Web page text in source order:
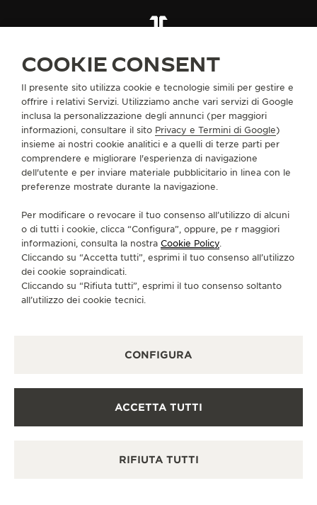
VAI ALLA PAGINA INSTAGRAM DI JAEGER-
VAI ALLA PAGINA LINKEDIN DI JAEGER-
VAI ALLA PAGINA FACEBOOK DI
VAI ALLA PAGINA YOUTUBE
VAI ALLA PAGINA
VAI ALLA PAGINA
ISCRIVERSI ALLA NEWSLETTER
INFORMAZIONI SU DI NOI
SERVIZI
CONTATTI
INFORMATIVA SUI COOKIE
MODULO DI RECESSO
COOKIE CONSENT
Il presente sito utilizza cookie e tecnologie simili per gestire e
offrire i relativi Servizi. Utilizziamo anche vari servizi di Google
inclusa la personalizzazione degli annunci (per maggiori
informazioni, consultare il sito Privacy e Termini di Google)
insieme ai nostri cookie analitici e a quelli di terze parti per
comprendere e migliorare l'esperienza di navigazione
dell'utente e per inviare materiale pubblicitario in linea con le
preferenze mostrate durante la navigazione.
Per modificare o revocare il tuo consenso all’utilizzo di alcuni
o di tutti i cookie, clicca “Configura”, oppure, pe r maggiori
informazioni, consulta la nostra Cookie Policy.
Cliccando su “Accetta tutti”, esprimi il tuo consenso all’utilizzo
dei cookie sopraindicati.
Cliccando su “Rifiuta tutti”, esprimi il tuo consenso soltanto
all’utilizzo dei cookie tecnici.
CONFIGURA
ACCETTA TUTTI
RIFIUTA TUTTI